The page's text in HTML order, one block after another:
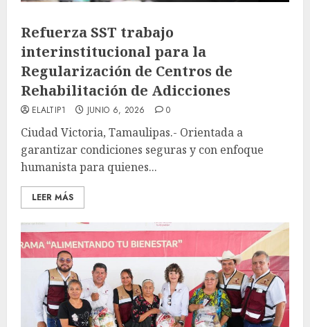
Refuerza SST trabajo
interinstitucional para la
Regularización de Centros de
Rehabilitación de Adicciones
ELALTIP1 JUNIO 6, 2026 0
Ciudad Victoria, Tamaulipas.- Orientada a
garantizar condiciones seguras y con enfoque
humanista para quienes...
LEER MÁS